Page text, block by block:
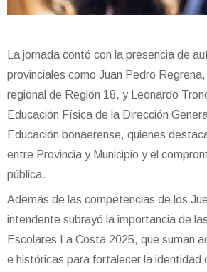
La jornada contó con la presencia de
provinciales como Juan Pedro
regional de Región 18, y Leonardo
Educación Física de la Dirección
Educación bonaerense, quienes
entre Provincia y Municipio y el
pública.
Además de las competencias de los
intendente subrayó la importancia de
Escolares La Costa 2025, que suman
e históricas para fortalecer la identidad